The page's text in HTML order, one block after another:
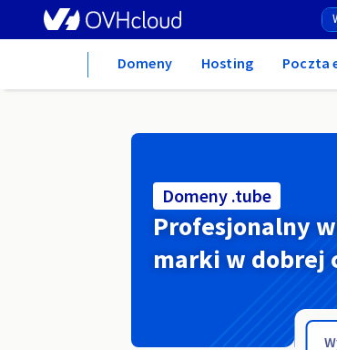
Domeny Hosting Poczta
Domeny .tube
Profesjonalny
marki w dobrej